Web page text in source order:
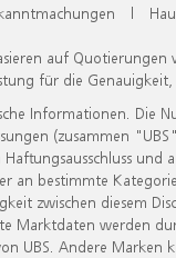
|
auf
für die
Informationen. Die
(zusammen
an bestimmte
zwischen diesem
Marktdaten werden
UBS. Andere Marken